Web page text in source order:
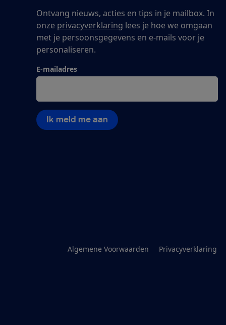
Ontvang nieuws, acties en tips in je mailbox. In
onze privacyverklaring lees je hoe we omgaan
met je persoonsgegevens en e-mails voor je
personaliseren.
E-mailadres
Ik meld me aan
Algemene Voorwaarden Privacyverklaring